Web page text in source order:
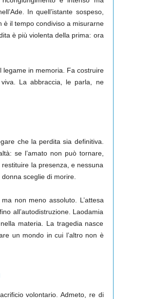
In quell’istante sospeso,
è il tempo condiviso a misurarne
è più violenta della prima: ora
legame in memoria. Fa costruire
La abbraccia, le parla, ne
che la perdita sia definitiva.
se l’amato non può tornare,
la presenza, e nessuna
sceglie di morire.
non meno assoluto. L’attesa
all’autodistruzione. Laodamia
materia. La tragedia nasce
un mondo in cui l’altro non è
volontario. Admeto, re di